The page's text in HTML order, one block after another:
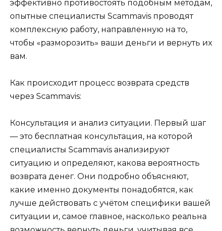
эффективно противостоять подобным методам,
опытные специалисты Scammavis проводят
комплексную работу, направленную на то,
чтобы «разморозить» ваши деньги и вернуть их
вам.
Как происходит процесс возврата средств
через Scammavis:
Консультация и анализ ситуации. Первый шаг
— это бесплатная консультация, на которой
специалисты Scammavis анализируют
ситуацию и определяют, какова вероятность
возврата денег. Они подробно объясняют,
какие именно документы понадобятся, как
лучше действовать с учётом специфики вашей
ситуации и, самое главное, насколько реальна